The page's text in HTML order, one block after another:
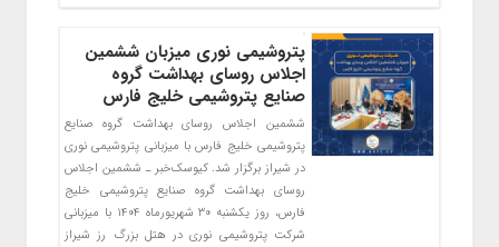
پتروشیمی نوری میزبان ششمین
اجلاس روسای بهداشت گروه
صنایع پتروشیمی خلیج فارس
ششمین اجلاس روسای بهداشت گروه صنایع
پتروشیمی خلیج فارس با میزبانی پتروشیمی نوری
در شیراز برگزار شد. کیوسک‌خبر ـ ششمین اجلاس
روسای بهداشت گروه صنایع پتروشیمی خلیج
فارس، روز یکشنبه ۳۰ شهریورماه ۱۴۰۴ با میزبانی
شرکت پتروشیمی نوری در هتل بزرگ رز شیراز